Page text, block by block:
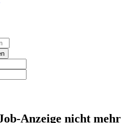
Anzeige nicht mehr